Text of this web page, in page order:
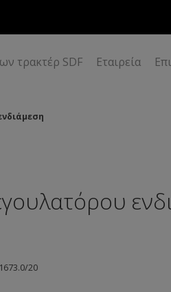
τρακτέρ SDF Εταιρεία
20